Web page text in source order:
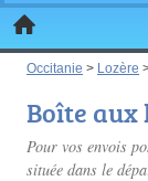
Occitanie > Lozère
Boîte
Pour vos envois
située dans le